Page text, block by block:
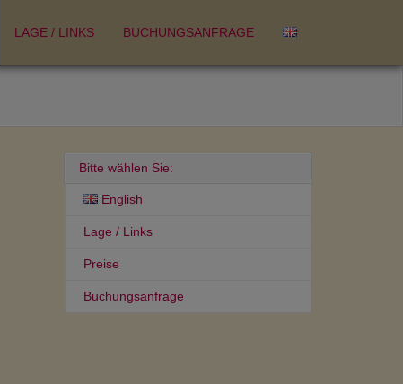
LAGE / LINKS BUCHUNGSANFRAGE
Bitte wählen Sie:
English
Lage / Links
Preise
Buchungsanfrage